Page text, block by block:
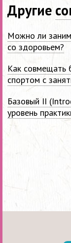
Другие
Можно ли
со здоровьем?
Как совмещать
спортом с
Базовый II
уровень